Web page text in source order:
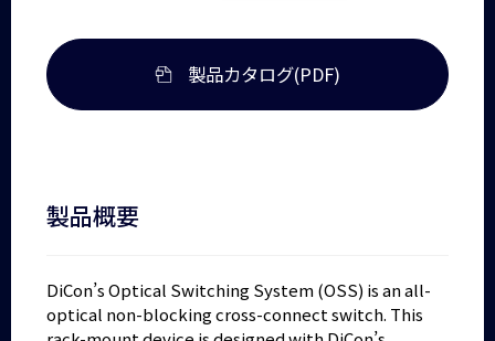
製品カタログ(PDF)
製品概要
DiCon’s Optical Switching System (OSS) is an all-
optical non-blocking cross-connect switch. This